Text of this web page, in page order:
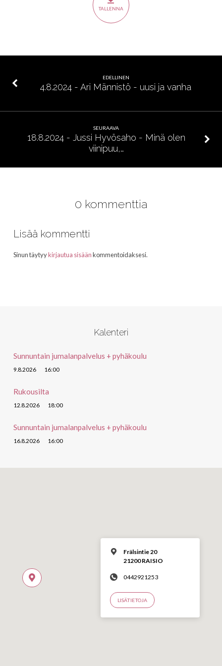
TALLENNA
EDELLINEN
4.8.2024 - Ari Männistö - uusi ja vanha
SEURAAVA
18.8.2024 - Jussi Hyvösaho - Minä olen
viinipuu,…
0 kommenttia
Lisää kommentti
Sinun täytyykirjautua sisäänkommentoidaksesi.
Kalenteri
Sunnuntain jumalanpalvelus + pyhäkoulu
9.8.2026 16:00
Rukousilta
12.8.2026 18:00
Sunnuntain jumalanpalvelus + pyhäkoulu
16.8.2026 16:00
Frälsintie 20
21200 RAISIO
0442921253
LISÄTIETOJA